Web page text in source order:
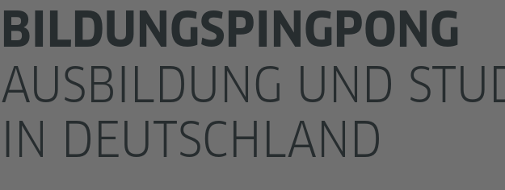
BILDUNGSPINGPONG
AUSBILDUNG UND
IN DEUTSCHLAND